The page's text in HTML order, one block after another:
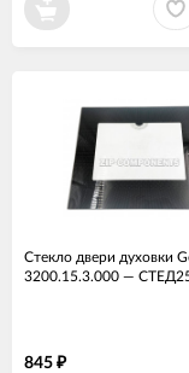
Стекло двери духовки
3200.15.3.000 —
845 ₽